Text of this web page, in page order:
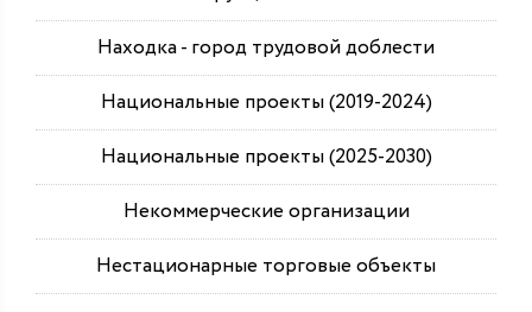
Находка - город трудовой доблести
Национальные проекты (2019-2024)
Национальные проекты (2025-2030)
Некоммерческие организации
Нестационарные торговые объекты